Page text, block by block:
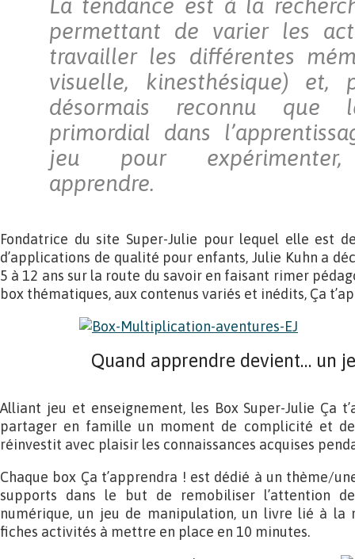
La tendance est à la
permettant de varier les
travailler les différentes
visuelle, kinesthésique) et,
désormais reconnu
primordial dans
jeu pour expérimenter,
apprendre.
Fondatrice du site Super-Julie pour lequel elle est
d’applications de qualité pour enfants, Julie Kuhn a
5 à 12 ans sur la route du savoir en faisant rimer
box thématiques, aux contenus variés et inédits, Ça
Quand apprendre devient… un
Alliant jeu et enseignement, les Box Super-Julie Ça
partager en famille un moment de complicité et
réinvestit avec plaisir les connaissances acquises
Chaque box Ça t’apprendra ! est dédié à un thème/
supports dans le but de remobiliser l’attention
numérique, un jeu de manipulation, un livre lié à la
fiches activités à mettre en place en 10 minutes.